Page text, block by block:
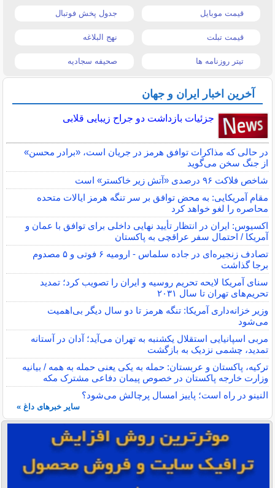
قیمت موبایل جدول پخش فوتبال
قیمت تبلت نهج البلاغه
تیتر روزنامه ها صحیفه سجادیه
آخرین اخبار ایران و جهان
جزئیات بازداشت دو جراح زیبایی قلابی
در حالی که مذاکرات توافق هرمز در جریان است، «برادر محسن»
از جنگ سخن می‌گوید
شاخص فلاکت ۹۶ درصدی «آتش زیر خاکستر» است
مقام آمریکایی: به محض توافق بر سر تنگه هرمز ایالات متحده
محاصره را لغو خواهد کرد
اکسیوس: ایران در انتظار تأیید نهایی داخلی برای توافق با عمان و
آمریکا / احتمال سفر عراقچی به پاکستان
تصادف زنجیره‌ای در جاده سلماس - ارومیه ۶ فوتی و ۵ مصدوم
برجا گذاشت
سنای آمریکا لایحه تحریم روسیه و ایران را تصویب کرد؛ تمدید
تحریم‌های تهران تا سال ۲۰۳۱
وزیر خزانه‌داری آمریکا: تنگه هرمز تا دو سال دیگر بی‌اهمیت
می‌شود
مربی اسپانیایی استقلال یکشنبه به تهران می‌آید؛ آدان در آستانه
تمدید، چشمی نزدیک به بازگشت
ترکیه، پاکستان و عربستان: حمله به یکی یعنی حمله به همه / بیانیه
وزارت خارجه پاکستان در خصوص پیمان دفاعی مشترک مکه
النینو در راه است؛ پاییز امسال پرچالش می‌شود؟
سایر خبرهای داغ »